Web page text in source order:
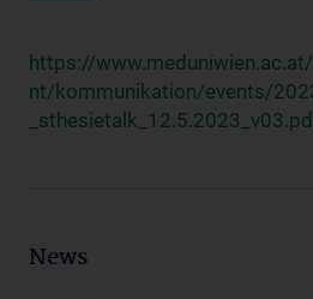
https://
nt/kommunikation/events/
News